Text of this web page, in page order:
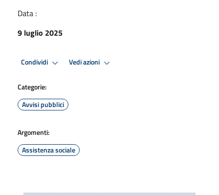
Data :
9 luglio 2025
Condividi Vedi azioni
Categorie:
Avvisi pubblici
Argomenti:
Assistenza sociale